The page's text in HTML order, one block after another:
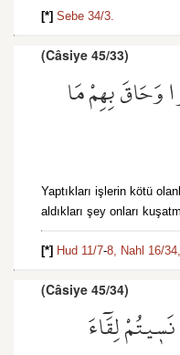
[*] Sebe 34/3.
(Câsiye 45/33)
وَحَاقَ بِهِمْ مَا
Yaptıkları işlerin kötü
aldıkları şey onları
[*] Hud 11/7-8, Nahl 16/34,
(Câsiye 45/34)
لِقَٓاءَ